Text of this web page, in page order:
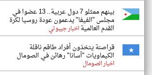
بينهم ممثلو 7 دول عربية.. 13 عضوا في
مجلس "الفيفا" يدعمون عودة روسيا لكرة
القدم العالميةاخبار جيبوتي
قراصنة يتخذون أفراد طاقم ناقلة
الكيماويات "أسانا" رهائن في الصومال
اخبار الصومال